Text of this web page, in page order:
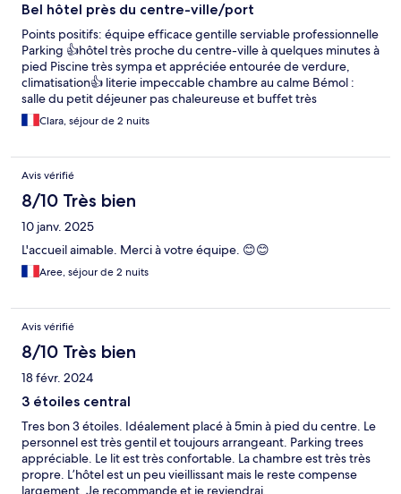
Bel hôtel près du centre-ville/port
Points positifs: équipe efficace gentille serviable professionnelle
Parking 👍hôtel très proche du centre-ville à quelques minutes à
pied Piscine très sympa et appréciée entourée de verdure,
climatisation👍 literie impeccable chambre au calme Bémol :
salle du petit déjeuner pas chaleureuse et buffet très
quelconque La salle de bain mériterait un petit rafraîchissement
Conclusion très bel hôtel proche du centre-ville avec un service
Clara, séjour de 2 nuits
Avis vérifié
8/10 Très bien
10 janv. 2025
L'accueil aimable. Merci à votre équipe. 😊😊
Aree, séjour de 2 nuits
Avis vérifié
8/10 Très bien
18 févr. 2024
3 étoiles central
Tres bon 3 étoiles. Idéalement placé à 5min à pied du centre. Le
personnel est très gentil et toujours arrangeant. Parking trees
appréciable. Le lit est très confortable. La chambre est très très
propre. L’hôtel est un peu vieillissant mais le reste compense
largement. Je recommande et je reviendrai.